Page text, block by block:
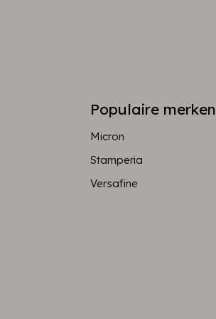
Populaire merken
Micron
Stamperia
Versafine